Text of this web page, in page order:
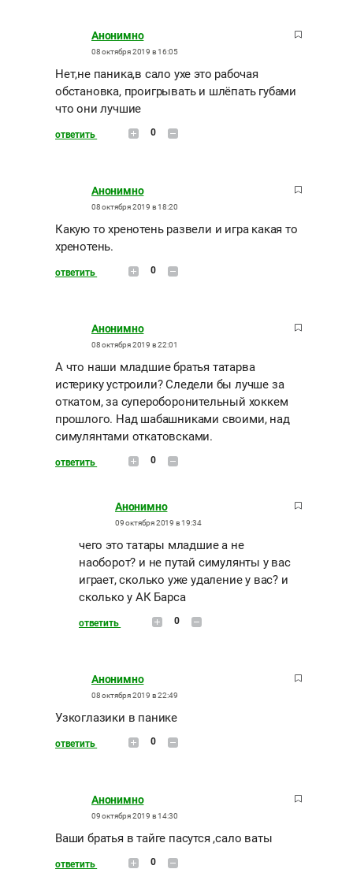
Анонимно
08 октября 2019 в 16:05
Нет,не паника,в сало ухе это рабочая
обстановка, проигрывать и шлёпать губами
что они лучшие
ответить 0
Анонимно
08 октября 2019 в 18:20
Какую то хренотень развели и игра какая то
хренотень.
ответить 0
Анонимно
08 октября 2019 в 22:01
А что наши младшие братья татарва
истерику устроили? Следели бы лучше за
откатом, за супероборонительный хоккем
прошлого. Над шабашниками своими, над
симулянтами откатовсками.
ответить 0
Анонимно
09 октября 2019 в 19:34
чего это татары младшие а не
наоборот? и не путай симулянты у вас
играет, сколько уже удаление у вас? и
сколько у АК Барса
ответить 0
Анонимно
08 октября 2019 в 22:49
Узкоглазики в панике
ответить 0
Анонимно
09 октября 2019 в 14:30
Ваши братья в тайге пасутся ,сало ваты
ответить 0